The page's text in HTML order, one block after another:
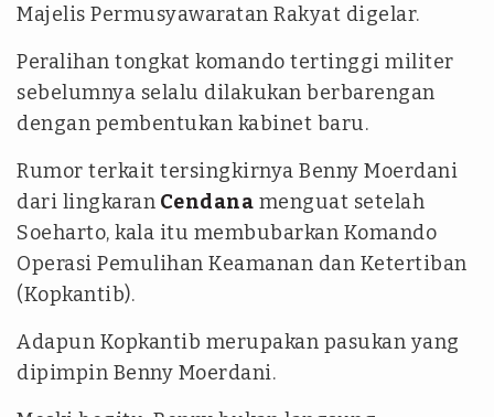
Majelis Permusyawaratan Rakyat digelar.
Peralihan tongkat komando tertinggi militer
sebelumnya selalu dilakukan berbarengan
dengan pembentukan kabinet baru.
Rumor terkait tersingkirnya Benny Moerdani
dari lingkaran Cendana menguat setelah
Soeharto, kala itu membubarkan Komando
Operasi Pemulihan Keamanan dan Ketertiban
(Kopkantib).
Adapun Kopkantib merupakan pasukan yang
dipimpin Benny Moerdani.